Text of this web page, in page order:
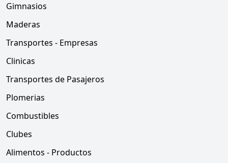
Gimnasios
Maderas
Transportes - Empresas
Clinicas
Transportes de Pasajeros
Plomerias
Combustibles
Clubes
Alimentos - Productos